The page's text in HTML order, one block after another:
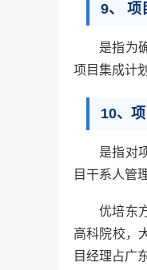
9、 项
是指为
项目集成计
10、
是指对
目干系人管
优培东
高科院校，
目经理占广